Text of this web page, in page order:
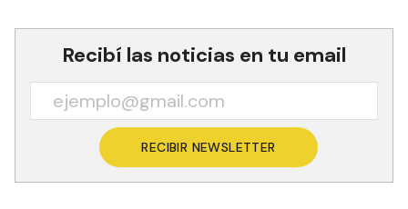
Recibí las noticias en tu email
RECIBIR NEWSLETTER